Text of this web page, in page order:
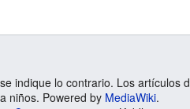
indique lo contrario. Los artículos
niños. Powered by MediaWiki.